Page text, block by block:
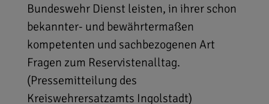
Bundeswehr Dienst leisten, in ihrer schon
bekannter- und bewährtermaßen
kompetenten und sachbezogenen Art
Fragen zum Reservistenalltag.
(Pressemitteilung des
Kreiswehrersatzamts Ingolstadt)